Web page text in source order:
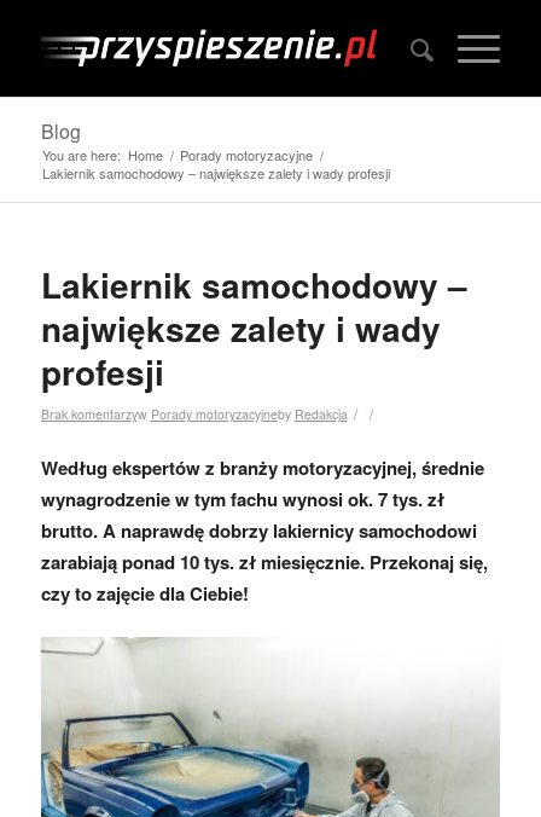
Blog
You are here: Home / Porady motoryzacyjne /
Lakiernik samochodowy – największe zalety i wady profesji
Lakiernik samochodowy –
największe zalety i wady
profesji
Brak komentarzy /
w Porady motoryzacyjne /
by Redakcja
Według ekspertów z branży motoryzacyjnej, średnie
wynagrodzenie w tym fachu wynosi ok. 7 tys. zł
brutto. A naprawdę dobrzy lakiernicy samochodowi
zarabiają ponad 10 tys. zł miesięcznie. Przekonaj się,
czy to zajęcie dla Ciebie!